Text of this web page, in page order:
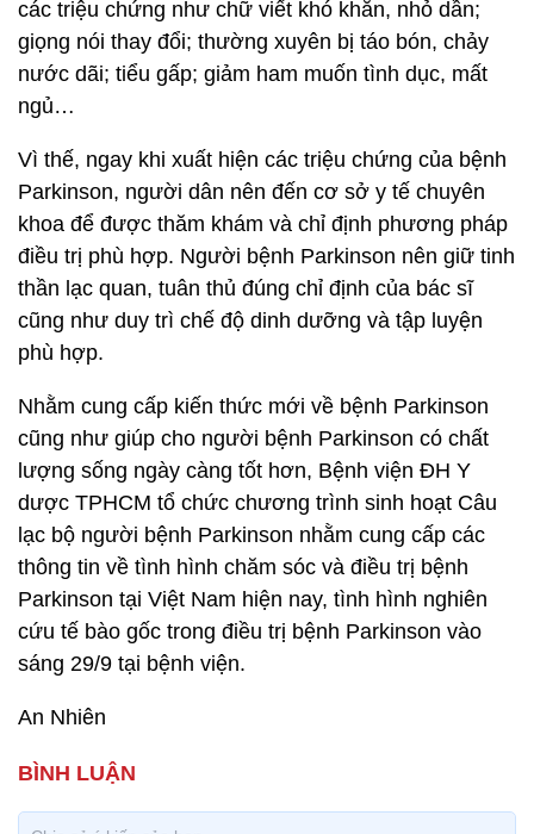
các triệu chứng như chữ viết khó khăn, nhỏ dần;
giọng nói thay đổi; thường xuyên bị táo bón, chảy
nước dãi; tiểu gấp; giảm ham muốn tình dục, mất
ngủ…
Vì thế, ngay khi xuất hiện các triệu chứng của bệnh
Parkinson, người dân nên đến cơ sở y tế chuyên
khoa để được thăm khám và chỉ định phương pháp
điều trị phù hợp. Người bệnh Parkinson nên giữ tinh
thần lạc quan, tuân thủ đúng chỉ định của bác sĩ
cũng như duy trì chế độ dinh dưỡng và tập luyện
phù hợp.
Nhằm cung cấp kiến thức mới về bệnh Parkinson
cũng như giúp cho người bệnh Parkinson có chất
lượng sống ngày càng tốt hơn, Bệnh viện ĐH Y
dược TPHCM tổ chức chương trình sinh hoạt Câu
lạc bộ người bệnh Parkinson nhằm cung cấp các
thông tin về tình hình chăm sóc và điều trị bệnh
Parkinson tại Việt Nam hiện nay, tình hình nghiên
cứu tế bào gốc trong điều trị bệnh Parkinson vào
sáng 29/9 tại bệnh viện.
An Nhiên